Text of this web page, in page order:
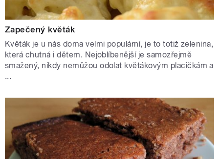
Zapečený květák
Květák je u nás doma velmi populární, je to totiž zelenina,
která chutná i dětem. Nejoblíbenější je samozřejmě
smažený, nikdy nemůžou odolat květákovým placičkám a
...